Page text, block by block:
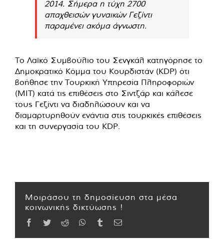
2014. Σήμερα η τύχη 2700
απαχθεισών γυναικών Γεζίντι
παραμένει ακόμα άγνωστη.
Το Λαϊκό Συμβούλιο του Σενγκάλ κατηγόρησε το
Δημοκρατικό Κόμμα του Κουρδιστάν (KDP) ότι
βοήθησε την Τουρκική Υπηρεσία Πληροφοριών
(MIT) κατά τις επιθέσεις στο Σιντζάρ και κάλεσε
τους Γεζίντι να διαδηλώσουν και να
διαμαρτυρηθούν ενάντια στις τουρκικές επιθέσεις
και τη συνεργασία του KDP.
Μοιράσου τη δημοσίευση στα μέσα
κοινωνικής δικτύωσης !
Facebook
TwitterReddit WhatsApp
TumblrEmail